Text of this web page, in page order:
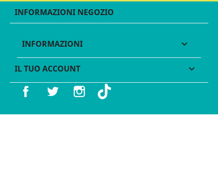
INFORMAZIONI NEGOZIO
INFORMAZIONI 
IL TUO ACCOUNT 
Facebook Twitter Instagram